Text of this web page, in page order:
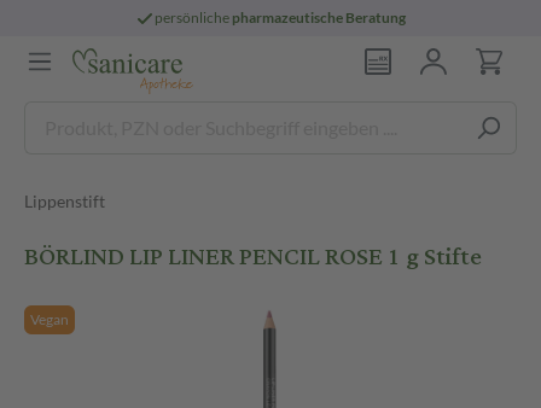
persönliche pharmazeutische Beratung
Lippenstift
BÖRLIND LIP LINER PENCIL ROSE 1 g Stifte
Vegan